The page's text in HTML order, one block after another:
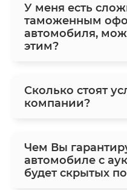
У меня есть
таможенным
автомобиля,
этим?
Сколько стоят
компании?
Чем Вы
автомобиле с
будет скрытых